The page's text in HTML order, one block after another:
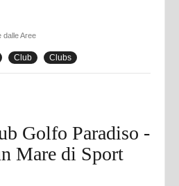
dalle Aree
Club Clubs
Golfo Paradiso -
Mare di Sport